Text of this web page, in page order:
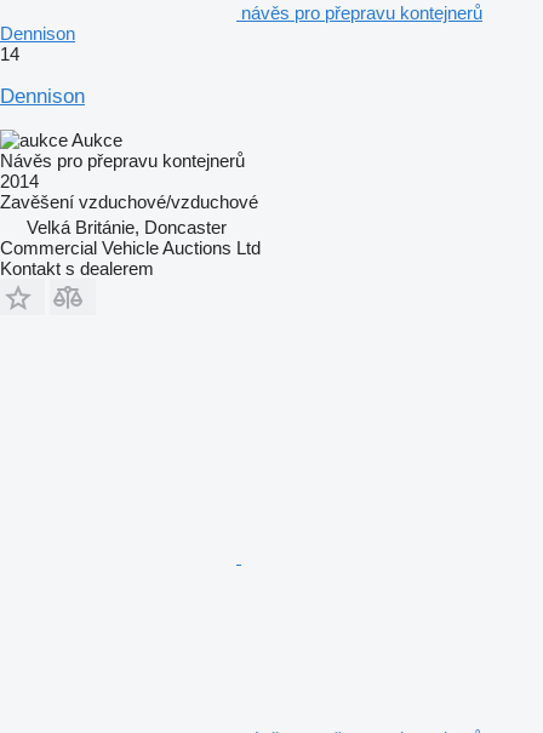
návěs pro přepravu kontejnerů
Dennison
14
Dennison
Aukce
Návěs pro přepravu kontejnerů
2014
Zavěšení vzduchové/vzduchové
Velká Británie, Doncaster
Commercial Vehicle Auctions Ltd
Kontakt s dealerem